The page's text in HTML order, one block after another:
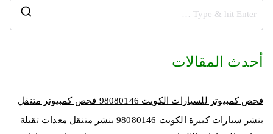
أحدث المقالات
فحص كمبيوتر للسيارات الكويت 98080146‬ فحص كمبيوتر متنقل
بنشر سيارات كبيرة الكويت 98080146‬ بنشر متنقل معدات ثقيلة